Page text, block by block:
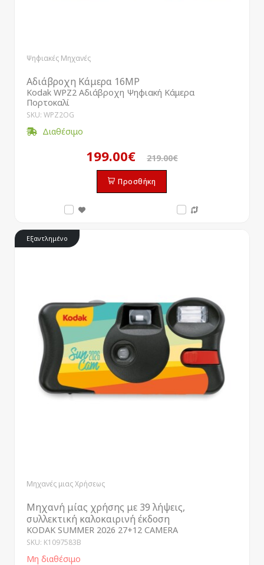
Ψηφιακές Μηχανές
Αδιάβροχη Κάμερα 16MP
Kodak WPZ2 Αδιάβροχη Ψηφιακή Κάμερα
Πορτοκαλί
SKU: WPZ2OG
Διαθέσιμο
199.00€ 219.00€
Προσθήκη
Εξαντλημένο
Μηχανές μιας Χρήσεως
Μηχανή μίας χρήσης με 39 λήψεις,
συλλεκτική καλοκαιρινή έκδοση
KODAK SUMMER 2026 27+12 CAMERA
SKU: K1097583B
Μη διαθέσιμο